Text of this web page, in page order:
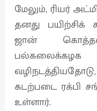
மேலும், ரியர்
தனது
ஜான்
கடற்படை ரக்பி
உள்ளார்.